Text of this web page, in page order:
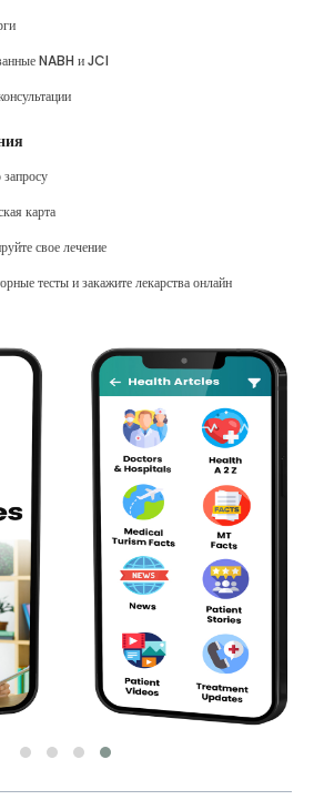
NABH и JCI
карта
свое лечение
тесты и закажите лекарства онлайн